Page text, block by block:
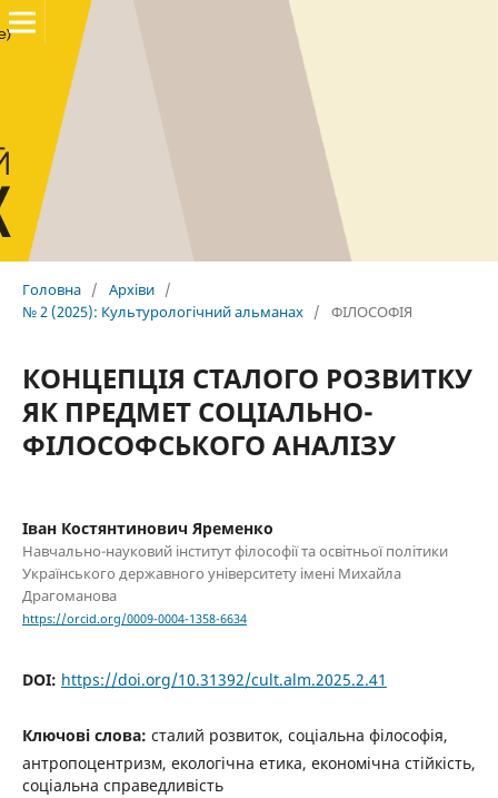
Головна / Архіви /
№ 2 (2025): Культурологічний альманах / ФІЛОСОФІЯ
КОНЦЕПЦІЯ СТАЛОГО РОЗВИТКУ
ЯК ПРЕДМЕТ СОЦІАЛЬНО-
ФІЛОСОФСЬКОГО АНАЛІЗУ
Іван Костянтинович Яременко
Навчально-науковий інститут філософії та освітньої політики
Українського державного університету імені Михайла
Драгоманова
https://orcid.org/0009-0004-1358-6634
DOI: https://doi.org/10.31392/cult.alm.2025.2.41
Ключові слова: сталий розвиток, соціальна філософія,
антропоцентризм, екологічна етика, економічна стійкість,
соціальна справедливість